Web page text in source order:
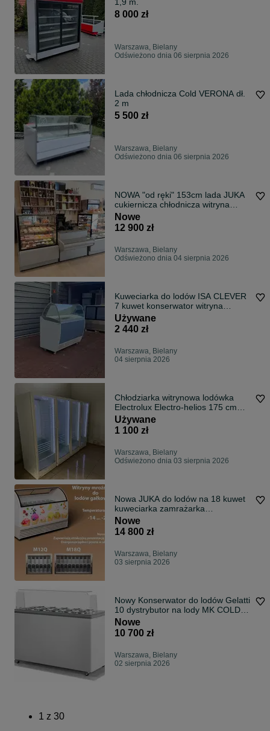
1,9 m.
8 000 zł
Warszawa, Bielany
Odświeżono dnia 06 sierpnia 2026
Lada chłodnicza Cold VERONA dł.
2 m
5 500 zł
Warszawa, Bielany
Odświeżono dnia 06 sierpnia 2026
NOWA "od ręki" 153cm lada JUKA
cukiernicza chłodnicza witryna
DOSTAWA
Nowe
12 900 zł
Warszawa, Bielany
Odświeżono dnia 04 sierpnia 2026
Kuweciarka do lodów ISA CLEVER
7 kuwet konserwator witryna
DOSTAWA Kraj ! GWARANCJA !
zamrażarka na lody gałkowe
Używane
2 440 zł
Warszawa, Bielany
04 sierpnia 2026
Chłodziarka witrynowa lodówka
Electrolux Electro-helios 175 cm
350 l
Używane
1 100 zł
Warszawa, Bielany
Odświeżono dnia 03 sierpnia 2026
Nowa JUKA do lodów na 18 kuwet
kuweciarka zamrażarka
konserwator witryna do lodów
DOSTAWA kraj!
Nowe
14 800 zł
Warszawa, Bielany
03 sierpnia 2026
Nowy Konserwator do lodów Gelatti
10 dystrybutor na lody MK COLD
KOMI DOSTAWA na lody cylindry
POZZETTI
Nowe
10 700 zł
Warszawa, Bielany
02 sierpnia 2026
1 z 30